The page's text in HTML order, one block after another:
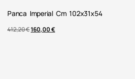
Panca Imperial Cm 102x31x54
412,20€160,00€